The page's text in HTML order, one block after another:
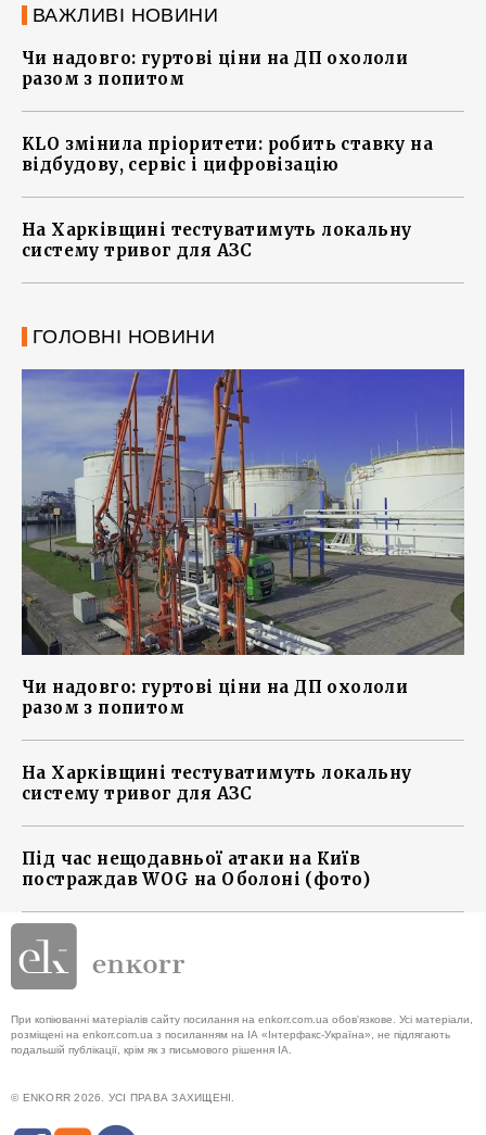
ВАЖЛИВІ НОВИНИ
Чи надовго: гуртові ціни на ДП охололи
разом з попитом
KLO змінила пріоритети: робить ставку на
відбудову, сервіс і цифровізацію
На Харківщині тестуватимуть локальну
систему тривог для АЗС
ГОЛОВНІ НОВИНИ
Чи надовго: гуртові ціни на ДП охололи
разом з попитом
На Харківщині тестуватимуть локальну
систему тривог для АЗС
Під час нещодавньої атаки на Київ
постраждав WOG на Оболоні (фото)
При копіюванні матеріалів сайту посилання на enkorr.com.ua обов'язкове. Усі матеріали,
розміщені на enkorr.com.ua з посиланням на ІА «Інтерфакс-Україна», не підлягають
подальшій публікації, крім як з письмового рішення ІА.
© ENKORR 2026. УСІ ПРАВА ЗАХИЩЕНІ.